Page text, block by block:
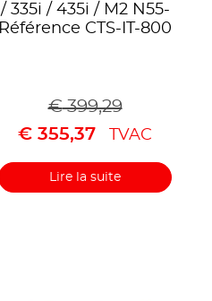
/ 335i / 435i / M2 N55-
Référence CTS-IT-800
€399,29
€ 355,37 TVAC
Lire la suite